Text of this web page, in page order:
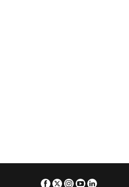
Facebook
TwitterInstagram
Youtube